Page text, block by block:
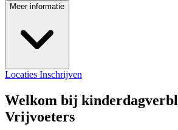
Meer informatie
Locaties Inschrijven
Welkom bij
Vrijvoeters